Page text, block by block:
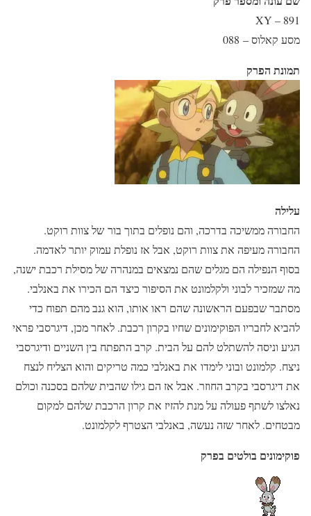
XY – 891
מסע קאלוס – 088
תמונת הפרק
עלילה
החבורה ממשיכה בדרכה, והם נופלים בתוך בור של צוות רוקט.
החבורה מעיפה את צוות רוקט, אבל אז נופלת עמוק יותר לאדמה.
בסוף הנפילה הם מגלים שהם נמצאים במנהרה של מסילת רכבת ישנה,
מה שמזכיר לבוני ולקלמונט את הסיפור כיצד הם הכירו את באנלבי.
מסתבר שבפעם הראשונה שהם ראו אותו, הוא גנב מהם תפוח כדי
להביא לחבריו הפוקימונים שחיו בקרון רכבת. לאחר מכן, דיגרסבי פראי
הגיע וניסה להשתלט להם על הבית. קרב התפתח בין השניים ודיגרסבי
ניצח. קלמונט ובוני לימדו את באנלבי כמה טריקים והוא הצליח לנצח
את דיגרסבי בקרב החוזר. אבל אז הם גילו שהבית שלהם בסכנה וכולם
נאלצו לשתף פעולה על מנת להזיז את קרון הרכבת שלהם למקום
מבטחים. לאחר שזה נעשה, באנלבי הצטרף לקלמונט.
פוקימונים בולטים בפרק